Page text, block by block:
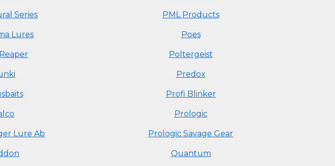
Series
Lures
Lure Ab
PML Products
Poes
Poltergeist
Predox
Profi Blinker
Prologic
Prologic Savage Gear
Quantum